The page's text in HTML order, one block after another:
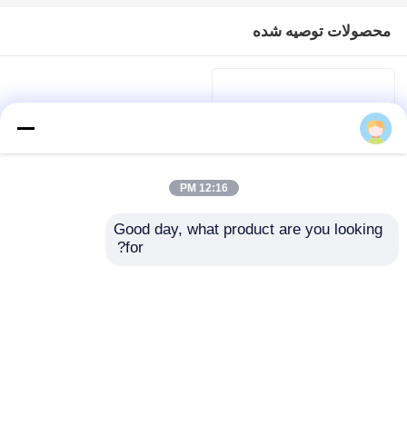
محصولات توصیه شده
12:16 PM
Good day, what product are you looking
for?